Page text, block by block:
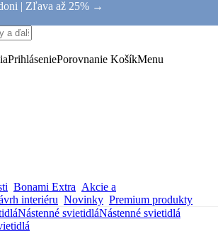
| Zľava až 25% →
PrihláseniePorovnanie KošíkMenu
Bonami Extra Akcie a
interiéru Novinky Premium produkty
Nástenné svietidláNástenné svietidlá